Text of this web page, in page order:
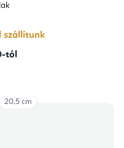
szállítunk
tól
20,5 cm